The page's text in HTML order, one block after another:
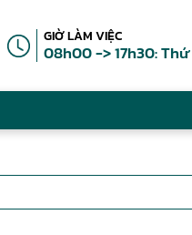
GIỜ LÀM VIỆC
08h00 -> 17h30: